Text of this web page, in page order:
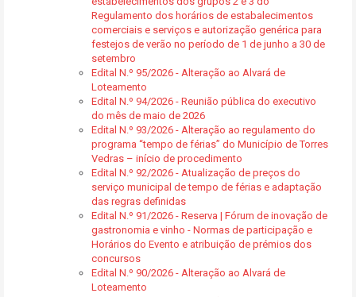
Regulamento dos horários de estabalecimentos
comerciais e serviços e autorização genérica para
festejos de verão no período de 1 de junho a 30 de
setembro
Edital N.º 95/2026 - Alteração ao Alvará de
Loteamento
Edital N.º 94/2026 - Reunião pública do executivo
do mês de maio de 2026
Edital N.º 93/2026 - Alteração ao regulamento do
programa “tempo de férias” do Município de Torres
Vedras – início de procedimento
Edital N.º 92/2026 - Atualização de preços do
serviço municipal de tempo de férias e adaptação
das regras definidas
Edital N.º 91/2026 - Reserva | Fórum de inovação de
gastronomia e vinho - Normas de participação e
Horários do Evento e atribuição de prémios dos
concursos
Edital N.º 90/2026 - Alteração ao Alvará de
Loteamento